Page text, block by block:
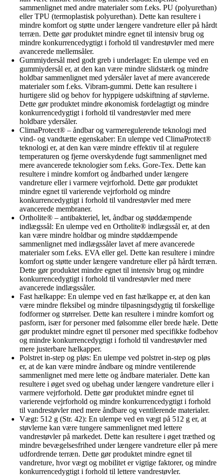
sammenlignet med andre materialer som f.eks. PU (polyurethan)
eller TPU (termoplastisk polyurethan). Dette kan resultere i
mindre komfort og støtte under længere vandreture eller på hårdt
terræn. Dette gør produktet mindre egnet til intensiv brug og
mindre konkurrencedygtigt i forhold til vandrestøvler med mere
avancerede mellemsåler.
Gummiydersål med godt greb i underlaget: En ulempe ved en
gummiydersål er, at den kan være mindre slidstærk og mindre
holdbar sammenlignet med ydersåler lavet af mere avancerede
materialer som f.eks. Vibram-gummi. Dette kan resultere i
hurtigere slid og behov for hyppigere udskiftning af støvlerne.
Dette gør produktet mindre økonomisk fordelagtigt og mindre
konkurrencedygtigt i forhold til vandrestøvler med mere
holdbare ydersåler.
ClimaProtect® – åndbar og varmeregulerende teknologi med
vind- og vandtætte egenskaber: En ulempe ved ClimaProtect®
teknologi er, at den kan være mindre effektiv til at regulere
temperaturen og fjerne overskydende fugt sammenlignet med
mere avancerede teknologier som f.eks. Gore-Tex. Dette kan
resultere i mindre komfort og åndbarhed under længere
vandreture eller i varmere vejrforhold. Dette gør produktet
mindre egnet til varierende vejrforhold og mindre
konkurrencedygtigt i forhold til vandrestøvler med mere
avancerede membraner.
Ortholite® – antibakteriel, let, åndbar og støddæmpende
indlægssål: En ulempe ved en Ortholite® indlægssål er, at den
kan være mindre holdbar og mindre støddæmpende
sammenlignet med indlægssåler lavet af mere avancerede
materialer som f.eks. EVA eller gel. Dette kan resultere i mindre
komfort og støtte under længere vandreture eller på hårdt terræn.
Dette gør produktet mindre egnet til intensiv brug og mindre
konkurrencedygtigt i forhold til vandrestøvler med mere
avancerede indlægssåler.
Fast hælkappe: En ulempe ved en fast hælkappe er, at den kan
være mindre fleksibel og mindre tilpasningsdygtig til forskellige
fodformer og størrelser. Dette kan resultere i mindre komfort og
pasform, især for personer med følsomme eller brede hæle. Dette
gør produktet mindre egnet til personer med specifikke fodbehov
og mindre konkurrencedygtigt i forhold til vandrestøvler med
mere justerbare hælkapper.
Polstret in-step og pløs: En ulempe ved polstret in-step og pløs
er, at de kan være mindre åndbare og mindre ventilerende
sammenlignet med mere lette og åndbare materialer. Dette kan
resultere i øget sved og ubehag under længere vandreture eller i
varmere vejrforhold. Dette gør produktet mindre egnet til
varierende vejrforhold og mindre konkurrencedygtigt i forhold
til vandrestøvler med mere åndbare og ventilerende materialer.
Vægt: 512 g (Str. 42): En ulempe ved en vægt på 512 g er, at
støvlerne kan være tungere sammenlignet med lettere
vandrestøvler på markedet. Dette kan resultere i øget træthed og
mindre bevægelsesfrihed under længere vandreture eller på mere
udfordrende terræn. Dette gør produktet mindre egnet til
vandreture, hvor vægt og mobilitet er vigtige faktorer, og mindre
konkurrencedygtigt i forhold til lettere vandrestøvler.